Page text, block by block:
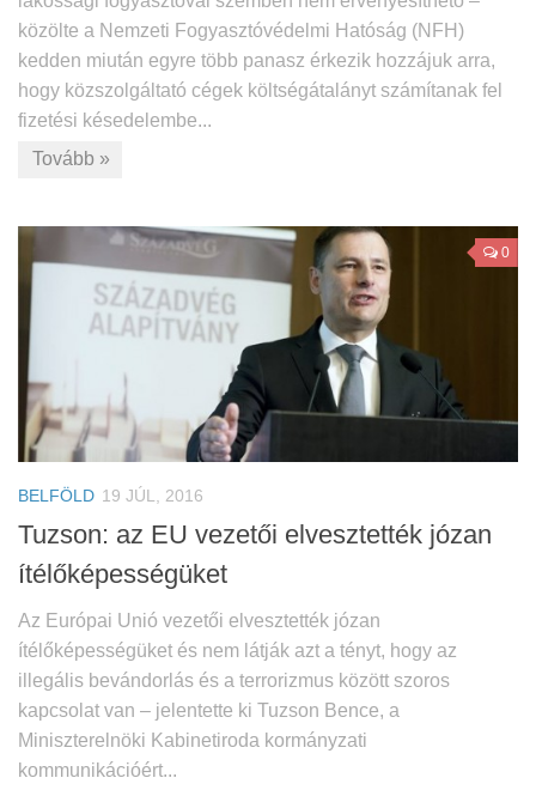
közölte a Nemzeti Fogyasztóvédelmi Hatóság (NFH)
kedden miután egyre több panasz érkezik hozzájuk arra,
hogy közszolgáltató cégek költségátalányt számítanak fel
fizetési késedelembe...
Tovább »
0
BELFÖLD 19 JÚL, 2016
Tuzson: az EU vezetői elvesztették józan
ítélőképességüket
Az Európai Unió vezetői elvesztették józan
ítélőképességüket és nem látják azt a tényt, hogy az
illegális bevándorlás és a terrorizmus között szoros
kapcsolat van – jelentette ki Tuzson Bence, a
Miniszterelnöki Kabinetiroda kormányzati
kommunikációért...